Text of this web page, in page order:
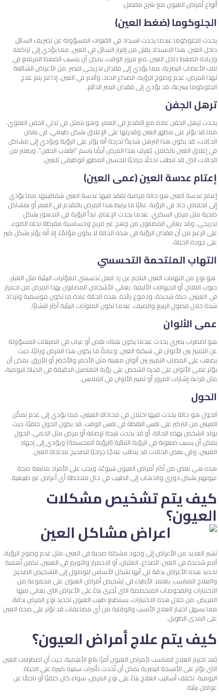
أنواع أمراض العيون مع شرح مفصل:
الجلوكوما (ضغط العين)
يحدث الجلوكوما عندما يحدث انسداد في القنوات المسؤولة عن تصريف السائل
داخل العين. هذا الانسداد يقلل من إفراز السائل في العين، مما يؤدي إلى تراكمه
وزيادة الضغط داخل العين. مع مرور الوقت، يمكن أن يتسبب الضغط المرتفع في
تلف الأعصاب البصرية، مما يؤدي إلى فقدان تدريجي للبصر. من الأعراض الشائعة
لهذا المرض: عدم وضوح الرؤية، الصداع الحاد، وآلام في العين. إذا لم يتم علاج
الجلوكوما بسرعة، قد يؤدي إلى فقدان البصر الدائم.
ترهل الجفن
يحدث ترهل الجفن عادة مع التقدم في العمر، وهو يتمثل في تدلي الجفن العلوي،
مما قد يؤثر على مظهر العين وقدرتها على الإغلاق بشكل طبيعي. في بعض
الحالات، قد يكون هذا الترهل شديدًا لدرجة أنه يؤثر على الرؤية ويؤدي إلى مشاكل
في إغلاق العين بالكامل. يُعرف هذا المرض أيضًا باسم “انقلاب الجفن”، ويعتبر من
الحالات التي قد تتطلب تدخلًا جراحيًا لتحسين المظهر الوظيفي للعين.
إعتام عدسة العين (عمى العين)
إعتام عدسة العين هو حالة مرضية تفقد فيها عدسة العين شفافيتها، مما يؤدي
إلى انخفاض حاد في الرؤية. غالبًا ما يرتبط هذا المرض بالتقدم في العمر أو بمشاكل
صحية مثل مرض السكري. عندما يحدث الإعتام، تبدأ الرؤية في التدهور بشكل
تدريجي، وقد يعاني المصابون من وهج غير مريح وحساسية مفرطة تجاه الضوء.
على الرغم من أن فقدان الرؤية في هذه الحالة لا يكون مؤلمًا، إلا أنه يؤثر بشكل كبير
على جودة الحياة.
التهاب الملتحمة التحسسي
هو نوع من التهابات العين الناجم عن رد فعل تحسسي للمؤثرات البيئية مثل الغبار،
حبوب اللقاح، أو الحيوانات الأليفة. يعاني الأشخاص المصابون بهذا المرض من احمرار
في العينين، حكة شديدة، ودموع زائدة. هذه الحالة عادة ما تكون موسمية وتزداد
شدة خلال فصول الربيع والصيف، عندما تكون الملوثات البيئية أكثر انتشارًا.
عمى الألوان
هو اضطراب بصري يحدث عندما يكون هناك نقص أو غياب في الصبغات المسؤولة
عن التمييز بين الألوان في شبكية العين. وعادةً ما يكون هذا المرض وراثيًا، حيث
يصعب على المصاب التمييز بين ألوان معينة مثل الأحمر والأخضر أو الأزرق. يمكن أن
يؤثر عمى الألوان على قدرة الشخص على رؤية التفاصيل الدقيقة في الحياة اليومية،
مثل قراءة إشارات المرور أو تمييز الألوان في الملابس.
الحول
الحول هو حالة يحدث فيها اختلال في محاذاة العينين، مما يؤدي إلى عدم تمكّن
العينين من التركيز على نفس النقطة في نفس الوقت. قد يكون الحول خلقيًا، حيث
يولد الشخص بهذه الحالة، أو قد يحدث نتيجة لإصابة أو مرض مثل الحمى. الحول
يمكن أن يسبب صعوبة في الرؤية الثنائية (الرؤية المجسمة) ويؤدي إلى إجهاد
العينين، وفي بعض الحالات قد يتطلب علاجًا جراحيًا لتصحيح محاذاة العين.
هذه هي بعض من أكثر أمراض العيون شيوعًا، ويجب على الأفراد متابعة صحة
عيونهم بشكل دوري والذهاب إلى الطبيب في حال ملاحظة أي أعراض غير طبيعية.
كيف يتم تشخيص مشكلات
العيون؟
تشير العديد من الأعراض إلى وجود مشكلة صحية في العين، مثل عدم وضوح الرؤية،
آلام شديدة في العين، الصداع، الغثيان، أو الاحمرار والتورم في العينين. تكمن أهمية
تحديد هذه الأعراض بدقة في أنها تشكل الأساس للوصول إلى التشخيص الصحيح
والعلاج المناسب. يعتمد الأطباء في تشخيص أمراض العيون على مجموعة من
الاختبارات والفحوصات المتخصصة التي تُجرى بناءً على الأعراض التي يعاني منها
المريض. من خلال هذه الاختبارات، يستطيع طبيب العيون تحديد نوع المرض بدقة،
مما يسهل اختيار العلاج الأنسب والوقاية من أي مضاعفات قد تؤثر على صحة العين
على المدى الطويل.
كيف يتم علاج أمراض العيون؟
يُعد اختيار العلاج المناسب لأمراض العيون أمرًا بالغ الأهمية، حيث أن اضطرابات العين
التي تؤثر على الأنسجة البصرية يمكن أن تُحدث تأثيرات سلبية كبيرة على الحياة
اليومية. تختلف أساليب العلاج بناءً على نوع المرض، سواء كان خلقيًا أو ناجمًا عن
عوامل بيئية.